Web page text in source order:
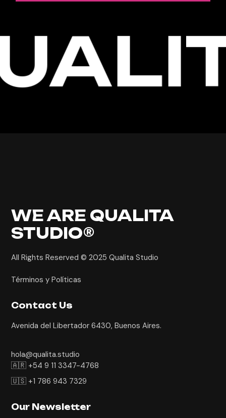
WE ARE QUALITA
STUDIO®
All Rights Reserved © 2025Qualita Studio
Términos y Políticas
Contact Us
Avenida del Libertador 6430, Buenos Aires.
hola@qualita.studio
🇦🇷 +54 9 11 3347-4768
🇺🇸 +1 786 943 7329
Our Newsletter